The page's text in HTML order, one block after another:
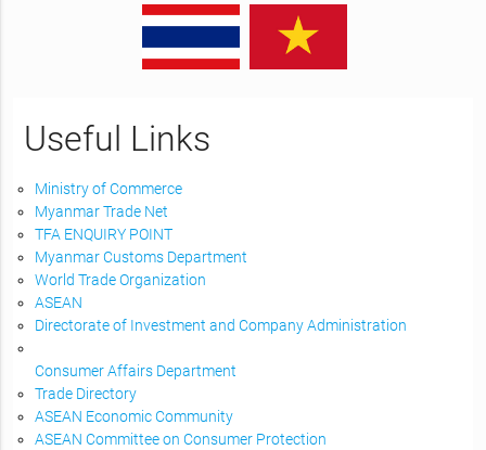
Useful Links
Ministry of Commerce
Myanmar Trade Net
TFA ENQUIRY POINT
Myanmar Customs Department
World Trade Organization
ASEAN
Directorate of Investment and Company Administration
Consumer Affairs Department
Trade Directory
ASEAN Economic Community
ASEAN Committee on Consumer Protection